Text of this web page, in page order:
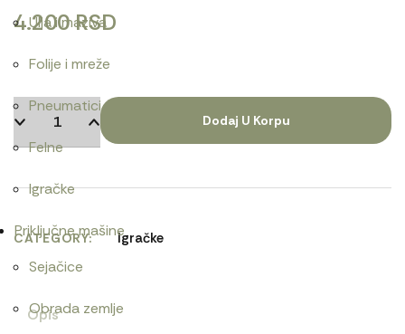
Ulja i maziva
Folije i mreže
Pneumatici
Felne
Igračke
Priključne mašine
Sejačice
Obrada zemlje
4.200RSD
Dodaj U Korpu
CATEGORY Igračke
Opis